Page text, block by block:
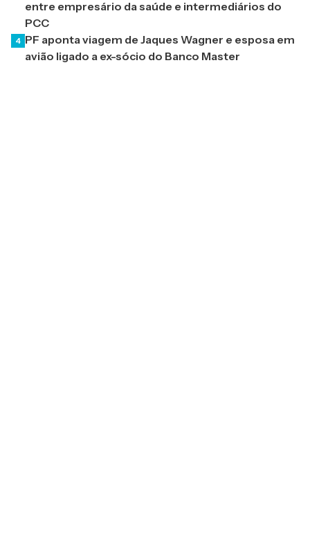
entre empresário da saúde e intermediários do
PCC
4 PF aponta viagem de Jaques Wagner e esposa em
avião ligado a ex-sócio do Banco Master